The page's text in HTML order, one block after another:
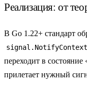
Реализация: от
В Go 1.22+ стандарт
signal.NotifyContext
переходит в
прилетает нужный